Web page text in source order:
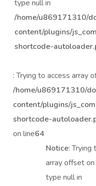
type null in
/home/u869171310/
content/plugins/
shortcode-
: Trying to access array
/home/u869171310/
content/plugins/
shortcode-
on line64
Notice: Trying
array offset
type null in